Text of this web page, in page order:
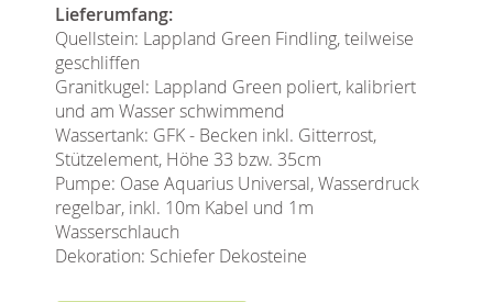
Lieferumfang:
Quellstein: Lappland Green Findling, teilweise
geschliffen
Granitkugel: Lappland Green poliert, kalibriert
und am Wasser schwimmend
Wassertank: GFK - Becken inkl. Gitterrost,
Stützelement, Höhe 33 bzw. 35cm
Pumpe: Oase Aquarius Universal, Wasserdruck
regelbar, inkl. 10m Kabel und 1m
Wasserschlauch
Dekoration: Schiefer Dekosteine